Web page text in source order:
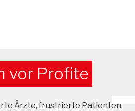
vor Profite
Ärzte, frustrierte Patienten.